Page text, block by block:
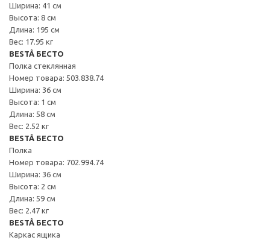
Ширина: 41 см
Высота: 8 см
Длина: 195 см
Вес: 17.95 кг
BESTÅ БЕСТО
Полка стеклянная
Номер товара: 503.838.74
Ширина: 36 см
Высота: 1 см
Длина: 58 см
Вес: 2.52 кг
BESTÅ БЕСТО
Полка
Номер товара: 702.994.74
Ширина: 36 см
Высота: 2 см
Длина: 59 см
Вес: 2.47 кг
BESTÅ БЕСТО
Каркас ящика